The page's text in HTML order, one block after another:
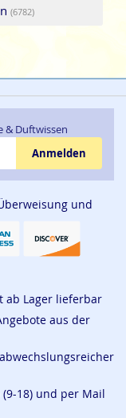
(6782)
& Duftwissen
Anmelden
und
ab Lager lieferbar
aus der
18) und per Mail